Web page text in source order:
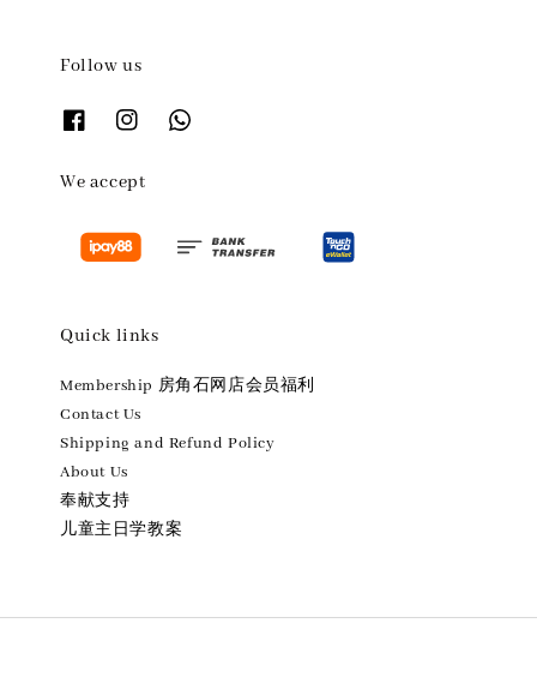
Follow us
We accept
Quick links
Membership 房角石网店会员福利
Contact Us
Shipping and Refund Policy
About Us
奉献支持
儿童主日学教案